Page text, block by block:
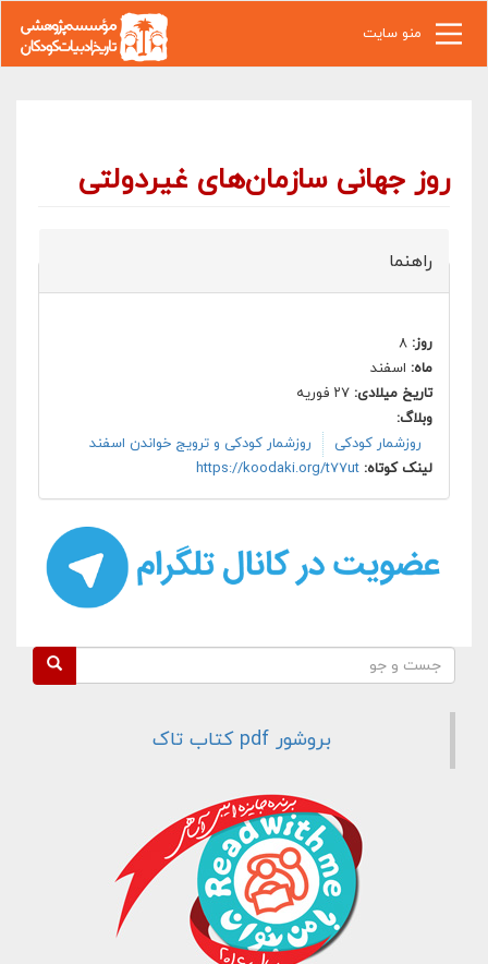
منو سایت
روز جهانی سازمان‌های غیردولتی
راهنما
روز: ۸
ماه: اسفند
تاریخ میلادی: ۲۷ فوریه
وبلاگ:
روزشمار کودکی
روزشمار کودکی و ترویج خواندن اسفند
لینک کوتاه: https://koodaki.org/t77ut
فرم جستجو
بروشور pdf کتاب تاک